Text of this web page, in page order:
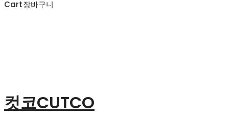
Cart장바구니
컷코CUTCO